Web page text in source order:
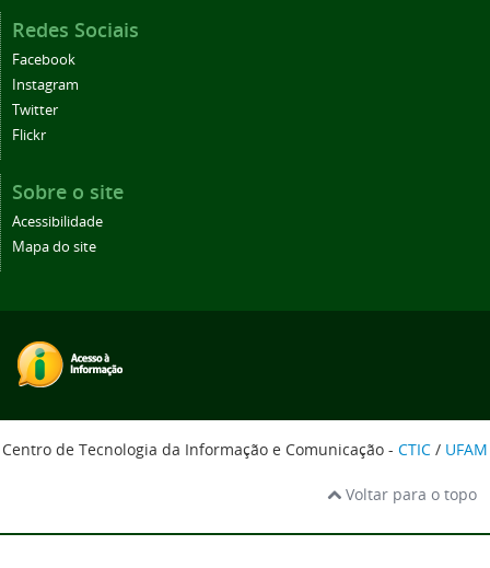
Redes Sociais
Facebook
Instagram
Twitter
Flickr
Sobre o site
Acessibilidade
Mapa do site
Centro de Tecnologia da Informação e Comunicação - CTIC / UFAM
Voltar para o topo